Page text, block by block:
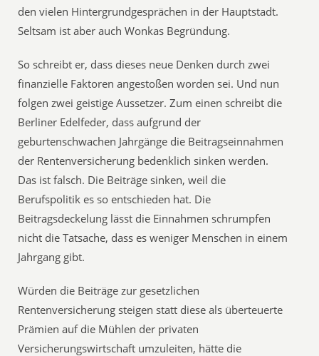
den vielen Hintergrundgesprächen in der Hauptstadt.
Seltsam ist aber auch Wonkas Begründung.
So schreibt er, dass dieses neue Denken durch zwei
finanzielle Faktoren angestoßen worden sei. Und nun
folgen zwei geistige Aussetzer. Zum einen schreibt die
Berliner Edelfeder, dass aufgrund der
geburtenschwachen Jahrgänge die Beitragseinnahmen
der Rentenversicherung bedenklich sinken werden.
Das ist falsch. Die Beiträge sinken, weil die
Berufspolitik es so entschieden hat. Die
Beitragsdeckelung lässt die Einnahmen schrumpfen
nicht die Tatsache, dass es weniger Menschen in einem
Jahrgang gibt.
Würden die Beiträge zur gesetzlichen
Rentenversicherung steigen statt diese als überteuerte
Prämien auf die Mühlen der privaten
Versicherungswirtschaft umzuleiten, hätte die